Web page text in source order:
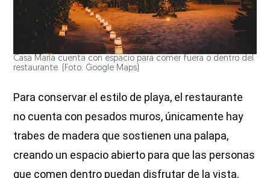
Casa María cuenta con espacio para comer fuera o dentro del
restaurante. (Foto: Google Maps)
Para conservar el estilo de playa, el restaurante
no cuenta con pesados muros, únicamente hay
trabes de madera que sostienen una palapa,
creando un espacio abierto para que las personas
que comen dentro puedan disfrutar de la vista.